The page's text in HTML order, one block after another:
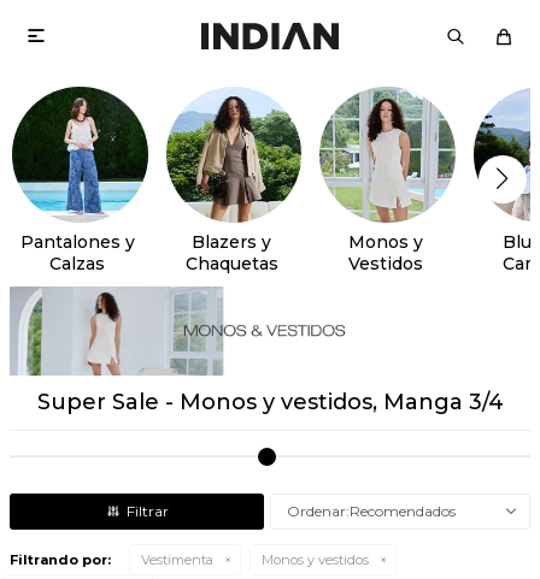

Pantalones y
Calzas
Blazers y
Chaquetas
Monos y
Vestidos
Super Sale - Monos y vestidos, Manga 3/4
Recomendados
Filtrando por: Vestimenta
Monos y vestidos